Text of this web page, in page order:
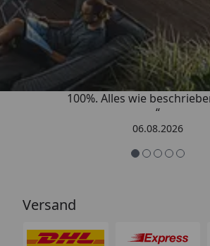
Trusted Shops
4,83/ 5
„Super schnell gelifert.
100%. Alles wie
“
06.08.2026
Versand